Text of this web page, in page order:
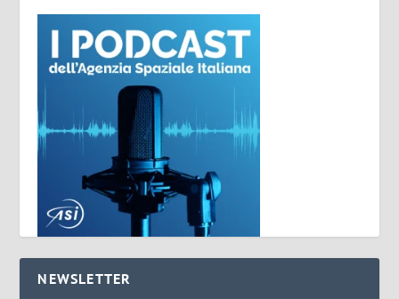
NEWSLETTER